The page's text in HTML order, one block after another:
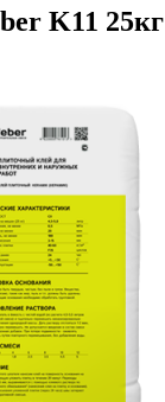
K11 25кг